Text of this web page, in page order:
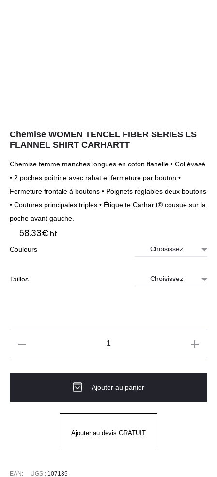
Chemise WOMEN TENCEL FIBER SERIES LS
FLANNEL SHIRT CARHARTT
Chemise femme manches longues en coton flanelle • Col évasé
• 2 poches poitrine avec rabat et fermeture par bouton •
Fermeture frontale à boutons • Poignets réglables deux boutons
• Coutures principales triples • Étiquette Carhartt® cousue sur la
poche avant gauche.
58.33€ht
Couleurs
Tailles
TENCEL
SHIRT
Ajouter au panier
Ajouter au devis GRATUIT
EAN: UGS : 107135